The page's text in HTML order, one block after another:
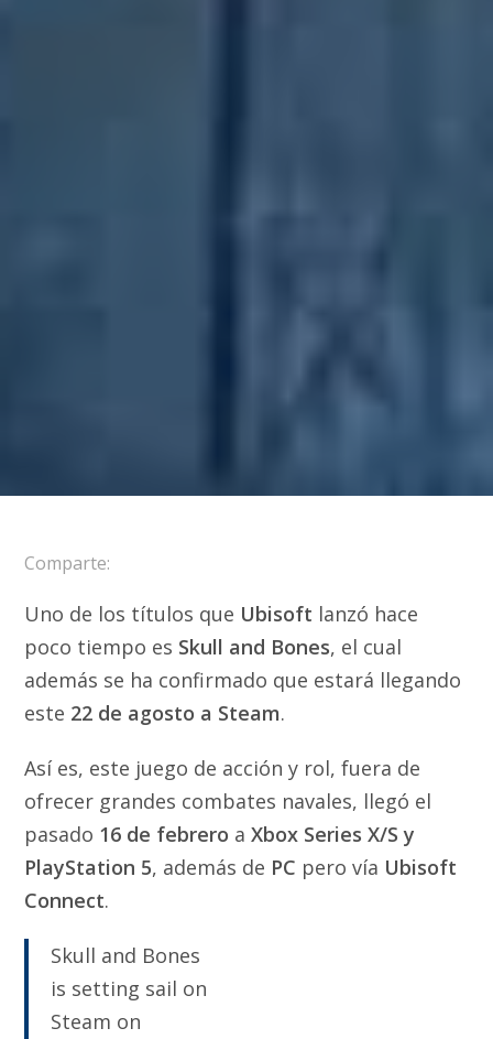
Comparte:
Uno de los títulos que Ubisoft lanzó hace
poco tiempo es Skull and Bones, el cual
además se ha confirmado que estará llegando
este 22 de agosto a Steam.
Así es, este juego de acción y rol, fuera de
ofrecer grandes combates navales, llegó el
pasado 16 de febrero aXbox Series X/S y
PlayStation 5, además de PC pero vía Ubisoft
Connect.
Skull and Bones
is setting sail on
Steam on